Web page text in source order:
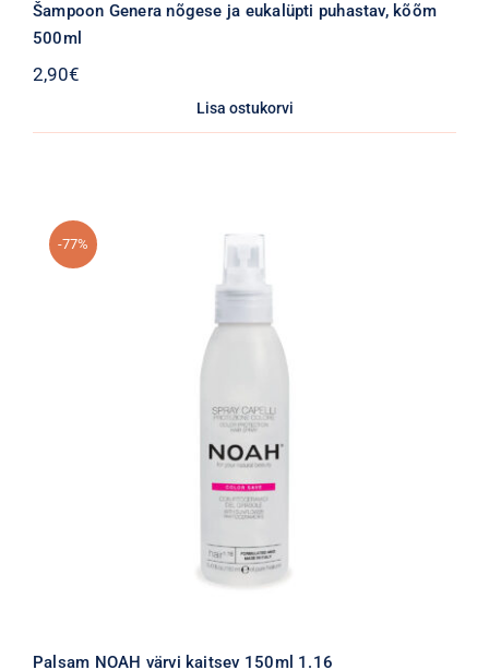
Šampoon Genera nõgese ja eukalüpti puhastav, kõõm
500ml
2,90€
Lisa ostukorvi
-77%
Palsam NOAH värvi kaitsev 150ml 1.16